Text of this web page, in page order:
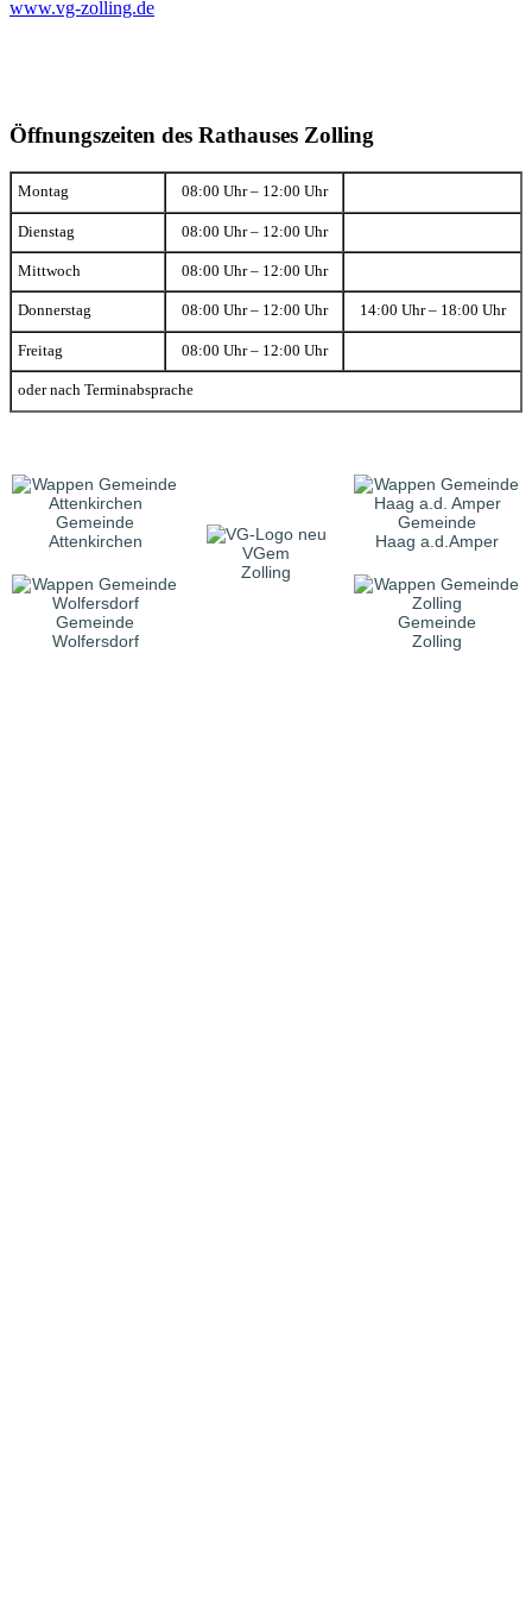
www.vg-zolling.de
Öffnungszeiten des Rathauses Zolling
Montag 08:00 Uhr – 12:00 Uhr
Dienstag 08:00 Uhr – 12:00 Uhr
Mittwoch 08:00 Uhr – 12:00 Uhr
Donnerstag 08:00 Uhr – 12:00 Uhr 14:00 Uhr – 18:00 Uhr
Freitag 08:00 Uhr – 12:00 Uhr
oder nach Terminabsprache
Gemeinde
Attenkirchen
VGem
Zolling
Gemeinde
Haag a.d.Amper
Gemeinde
Wolfersdorf
Gemeinde
Zolling